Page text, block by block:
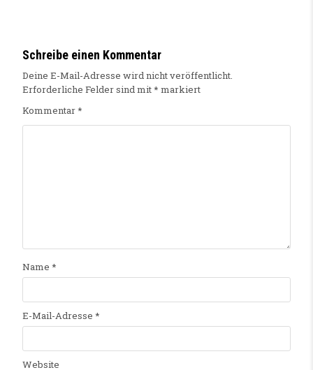
Schreibe einen Kommentar
Deine E-Mail-Adresse wird nicht veröffentlicht.
Erforderliche Felder sind mit* markiert
Kommentar*
Name *
E-Mail-Adresse *
Website